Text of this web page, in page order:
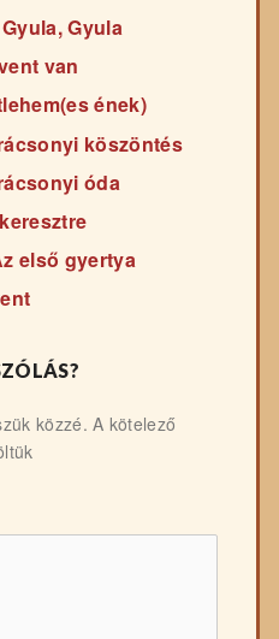
Gyula
van
ének)
köszöntés
óda
első gyertya
közzé. A kötelező